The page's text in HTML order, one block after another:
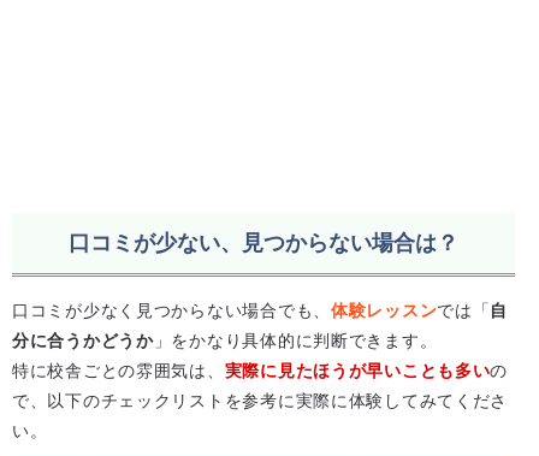
口コミが少ない、見つからない場合は？
口コミが少なく見つからない場合でも、 体験レッスンでは「 自
分に合うかどうか」をかなり具体的に判断できます。
特に校舎ごとの雰囲気は、 実際に見たほうが早いことも多いの
で、以下のチェックリストを参考に実際に体験してみてくださ
い。